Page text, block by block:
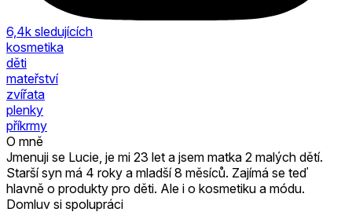
6,4k sledujících
kosmetika
děti
mateřství
zvířata
plenky
příkrmy
O mně
Jmenuji se Lucie, je mi 23 let a jsem matka 2 malých dětí.
Starší syn má 4 roky a mladší 8 měsíců. Zajímá se teď
hlavně o produkty pro děti. Ale i o kosmetiku a módu.
Domluv si spolupráci